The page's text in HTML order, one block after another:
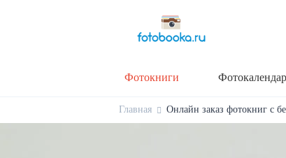
Фотокниги
Главная Онлайн заказ фотокниг с